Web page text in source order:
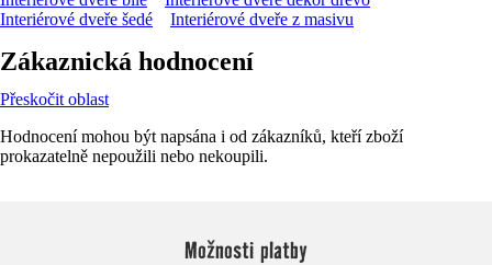
Interiérové dveře šedé
Interiérové dveře z masivu
Zákaznická hodnocení
Přeskočit oblast
Hodnocení mohou být napsána i od zákazníků, kteří zboží
prokazatelně nepoužili nebo nekoupili.
Možnosti platby